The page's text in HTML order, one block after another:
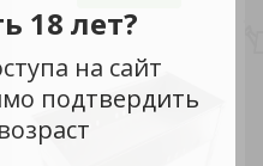
18 лет?
на сайт
подтвердить
возраст